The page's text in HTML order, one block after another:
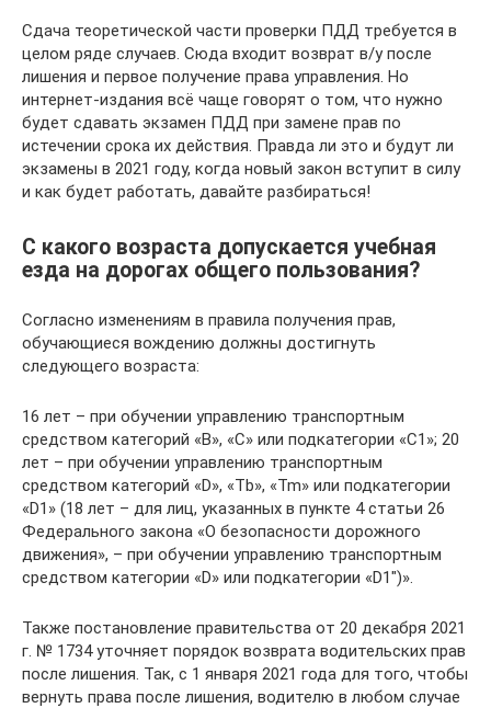
Сдача теоретической части проверки ПДД требуется в
целом ряде случаев. Сюда входит возврат в/у после
лишения и первое получение права управления. Но
интернет-издания всё чаще говорят о том, что нужно
будет сдавать экзамен ПДД при замене прав по
истечении срока их действия. Правда ли это и будут ли
экзамены в 2021 году, когда новый закон вступит в силу
и как будет работать, давайте разбираться!
С какого возраста допускается учебная
езда на дорогах общего пользования?
Согласно изменениям в правила получения прав,
обучающиеся вождению должны достигнуть
следующего возраста:
16 лет – при обучении управлению транспортным
средством категорий «В», «С» или подкатегории «С1»; 20
лет – при обучении управлению транспортным
средством категорий «D», «Tb», «Tm» или подкатегории
«D1» (18 лет – для лиц, указанных в пункте 4 статьи 26
Федерального закона «О безопасности дорожного
движения», – при обучении управлению транспортным
средством категории «D» или подкатегории «D1″)».
Также постановление правительства от 20 декабря 2021
г. № 1734 уточняет порядок возврата водительских прав
после лишения. Так, с 1 января 2021 года для того, чтобы
вернуть права после лишения, водителю в любом случае